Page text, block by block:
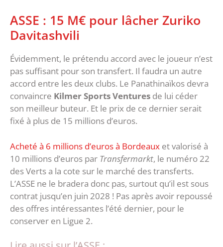
ASSE : 15 M€ pour lâcher Zuriko
Davitashvili
Évidemment, le prétendu accord avec le joueur n’est
pas suffisant pour son transfert. Il faudra un autre
accord entre les deux clubs. Le Panathinaïkos devra
convaincre Kilmer Sports Ventures de lui céder
son meilleur buteur. Et le prix de ce dernier serait
fixé à plus de 15 millions d’euros.
Acheté à 6 millions d’euros à Bordeaux et valorisé à
10 millions d’euros par Transfermarkt, le numéro 22
des Verts a la cote sur le marché des transferts.
L’ASSE ne le bradera donc pas, surtout qu’il est sous
contrat jusqu’en juin 2028 ! Pas après avoir repoussé
des offres intéressantes l’été dernier, pour le
conserver en Ligue 2.